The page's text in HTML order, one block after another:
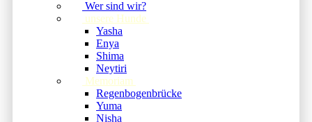
Wer sind wir?
unsere Hunde
Yasha
Enya
Shima
Neytiri
Memoriam
Regenbogenbrücke
Yuma
Nisha